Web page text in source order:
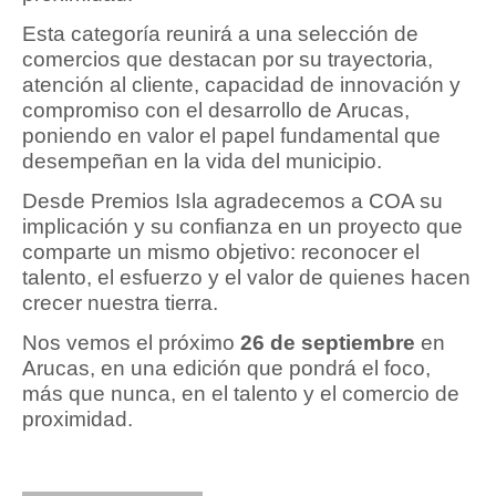
Esta categoría reunirá a una selección de
comercios que destacan por su trayectoria,
atención al cliente, capacidad de innovación y
compromiso con el desarrollo de Arucas,
poniendo en valor el papel fundamental que
desempeñan en la vida del municipio.
Desde Premios Isla agradecemos a COA su
implicación y su confianza en un proyecto que
comparte un mismo objetivo: reconocer el
talento, el esfuerzo y el valor de quienes hacen
crecer nuestra tierra.
Nos vemos el próximo 26 de septiembre en
Arucas, en una edición que pondrá el foco,
más que nunca, en el talento y el comercio de
proximidad.